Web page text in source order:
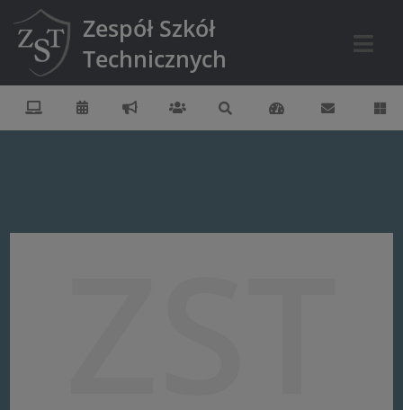
Zespół Szkół
Technicznych